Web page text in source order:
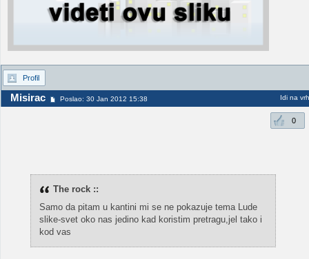
Profil
Misirac Poslao: 30 Jan 2012 15:38 Idi na vrh
0
The rock ::
Samo da pitam u kantini mi se ne pokazuje tema Lude
slike-svet oko nas jedino kad koristim pretragu,jel tako i
kod vas